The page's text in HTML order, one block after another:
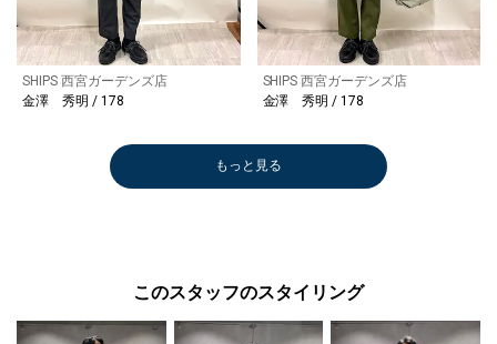
SHIPS 西宮ガーデンズ店
金澤 秀明 / 178
SHIPS 西宮ガーデンズ店
金澤 秀明 / 178
もっと見る
このスタッフのスタイリング